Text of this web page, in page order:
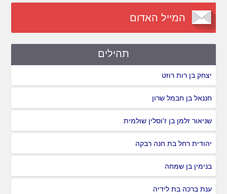
המייל האדום
תהילים
יצחק בן רות רוזט
חננאל בן חבמל שרון
שניאור זלמן בן ז'וסלין שולמית
יהודית רחל בת חנה רבקה
בנימין בן שמחה
ענת ברכה בת לידיה